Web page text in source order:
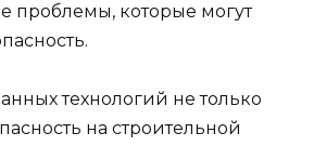
проблемы, которые могут
технологий не только
на строительной